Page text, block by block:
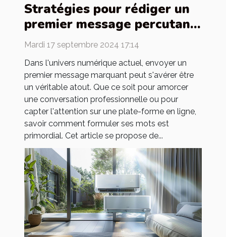
Stratégies pour rédiger un
premier message percutant
en ligne
Mardi 17 septembre 2024 17:14
Dans l'univers numérique actuel, envoyer un
premier message marquant peut s'avérer être
un véritable atout. Que ce soit pour amorcer
une conversation professionnelle ou pour
capter l'attention sur une plate-forme en ligne,
savoir comment formuler ses mots est
primordial. Cet article se propose de...